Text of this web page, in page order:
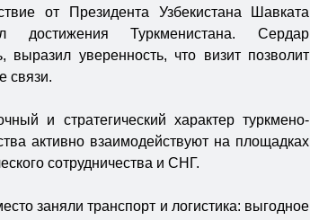
от Президента Узбекистана Шавката
Туркменистана. Сердар
уверенность, что визит позволит
связи.
и стратегический характер туркмено-
активно взаимодействуют на площадках
сотрудничества и СНГ.
заняли транспорт и логистика: выгодное